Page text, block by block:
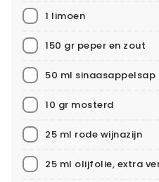
1 limoen
150 gr peper en zout
50 ml sinaasappelsap
10 gr mosterd
25 ml rode wijnazijn
25 ml olijfolie, extra